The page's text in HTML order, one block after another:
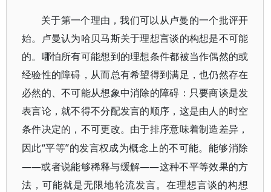
关于第一个理由，我们可以从卢曼的一个批评开
始。卢曼认为哈贝马斯关于理想言谈的构想是不可能
的。哪怕所有可能想到的理想条件都被当作偶然的或
经验性的障碍，从而总有希望得到满足，也仍然存在
必然的、不可能从想象中消除的障碍：只要商谈是发
表言论，就不得不分配发言的顺序，这是由人的时空
条件决定的，不可更改。由于排序意味着制造差异，
因此“平等”的发言权成为概念上的不可能。能够消除
——或者说能够稀释与缓解——这种不平等效果的方
法，可能就是无限地轮流发言。在理想言谈的构想